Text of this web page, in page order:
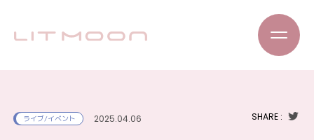
ライブ/イベント 2025.04.06 SHARE :